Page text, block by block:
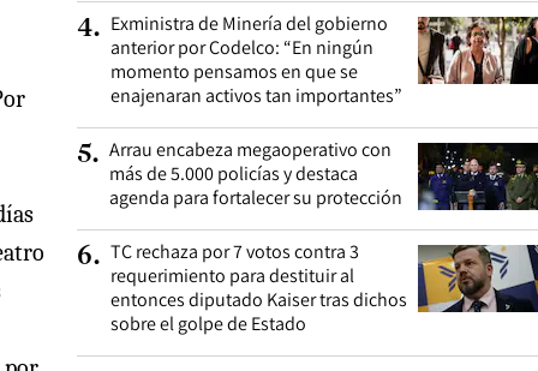
4. Exministra de Minería del gobierno
anterior por Codelco: “En ningún
momento pensamos en que se
enajenaran activos tan importantes”
5. Arrau encabeza megaoperativo con
más de 5.000 policías y destaca
agenda para fortalecer su protección
6. TC rechaza por 7 votos contra 3
requerimiento para destituir al
entonces diputado Kaiser tras dichos
sobre el golpe de Estado